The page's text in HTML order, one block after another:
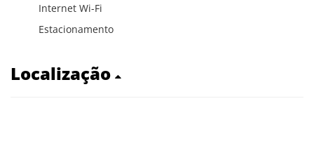
Internet Wi-Fi
Estacionamento
Localização